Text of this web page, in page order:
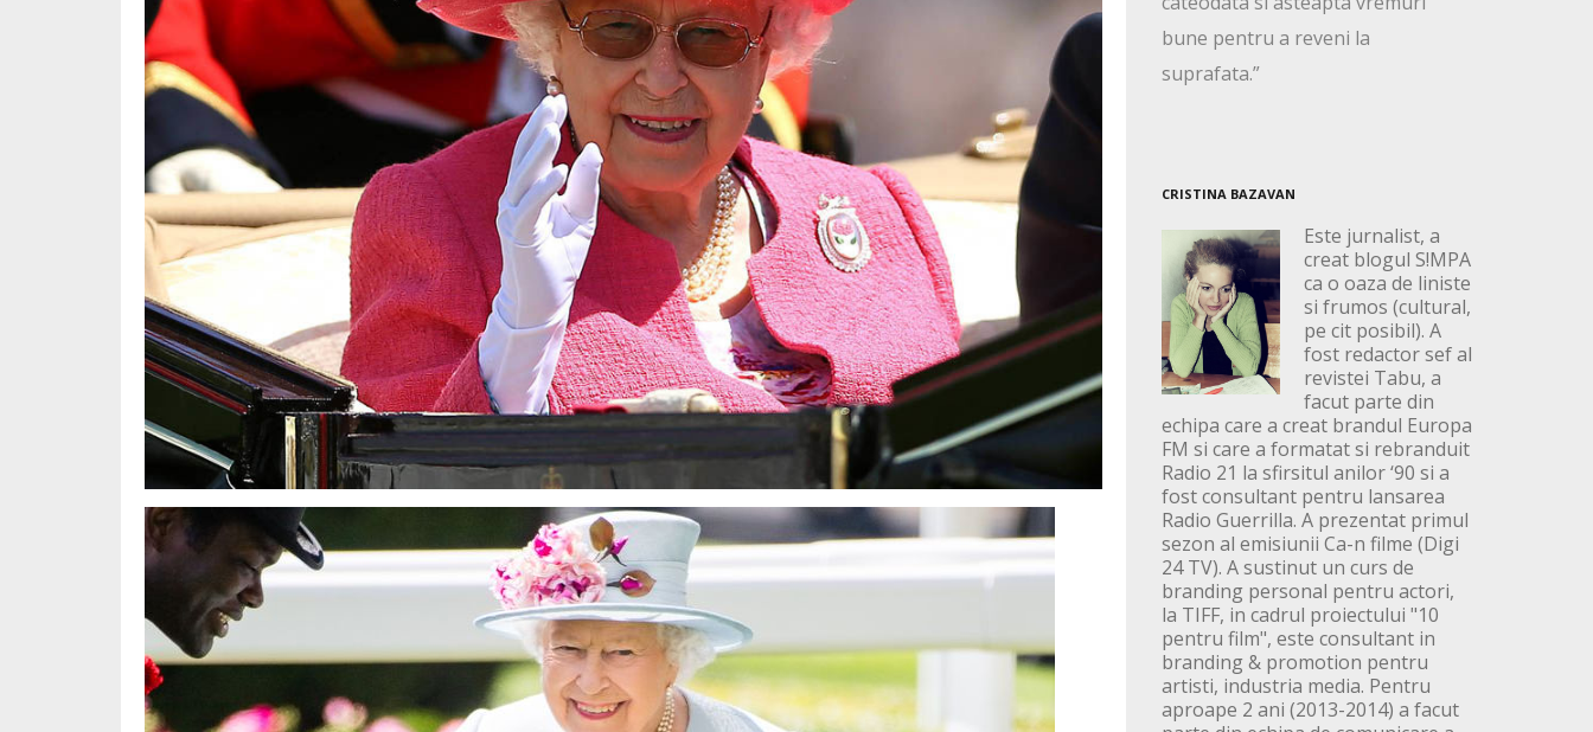
bune pentru a reveni la
suprafata.”
CRISTINA BAZAVAN
Este jurnalist, a
creat blogul S!MPA
ca o oaza de liniste
si frumos (cultural,
pe cit posibil). A
fost redactor sef al
revistei Tabu, a
facut parte din
echipa care a creat brandul Europa
FM si care a formatat si rebranduit
Radio 21 la sfirsitul anilor ‘90 si a
fost consultant pentru lansarea
Radio Guerrilla. A prezentat primul
sezon al emisiunii Ca-n filme (Digi
24 TV). A sustinut un curs de
branding personal pentru actori,
la TIFF, in cadrul proiectului "10
pentru film", este consultant in
branding & promotion pentru
artisti, industria media. Pentru
aproape 2 ani (2013-2014) a facut